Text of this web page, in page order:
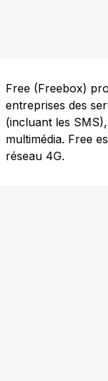
Free (Freebox)
entreprises des
(incluant les
multimédia. Free
réseau 4G.